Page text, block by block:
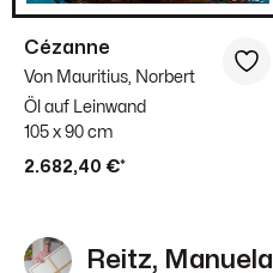
Cézanne
Von Mauritius, Norbert
Öl auf Leinwand
105 x 90 cm
2.682,40 €*
Reitz, Manuela